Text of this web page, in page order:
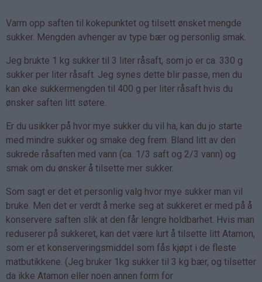
Varm opp saften til kokepunktet og tilsett ønsket mengde
sukker. Mengden avhenger av type bær og personlig smak.
Jeg brukte 1 kg sukker til 3 liter råsaft, som jo er ca. 330 g
sukker per liter råsaft. Jeg synes dette blir passe, men du
kan øke sukkermengden til 400 g per liter råsaft hvis du
ønsker saften litt søtere.
Er du usikker på hvor mye sukker du vil ha, kan du jo starte
med mindre sukker og smake deg frem. Bland litt av den
sukrede råsaften med vann (ca. 1/3 saft og 2/3 vann) og
smak om du ønsker å tilsette mer sukker.
Som sagt er det et personlig valg hvor mye sukker man vil
bruke. Men det er verdt å merke seg at sukkeret er med på å
konservere saften slik at den får lengre holdbarhet. Hvis man
reduserer på sukkeret, kan det være lurt å tilsette litt Atamon,
som er et konserveringsmiddel som fås kjøpt i de fleste
matbutikkene. (Jeg bruker 1kg sukker til 3 kg bær, og tilsetter
da ikke Atamon eller noen annen form for